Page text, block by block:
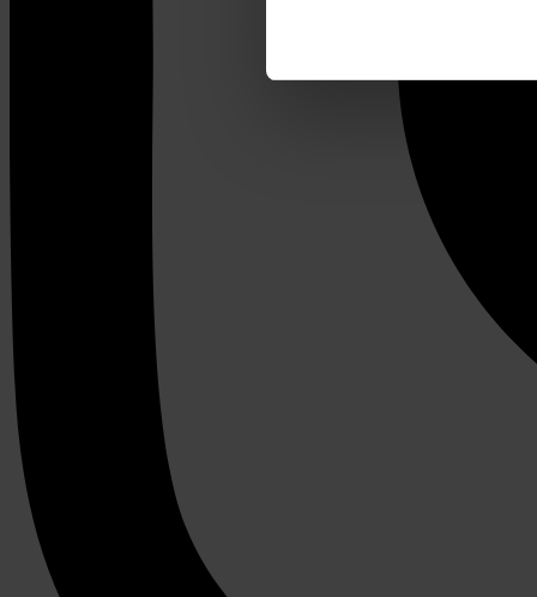
Lees meer over hoe uw
We gebruiken cookies om
websiteverkeer te
media, adverteren en
verstrekt of die ze hebben